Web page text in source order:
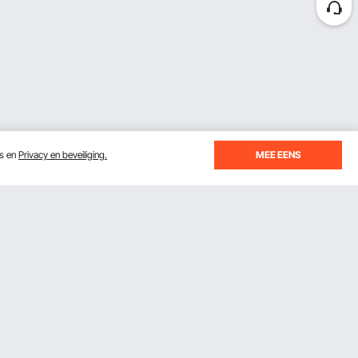
en Privacy en beveiliging. MEE EENS